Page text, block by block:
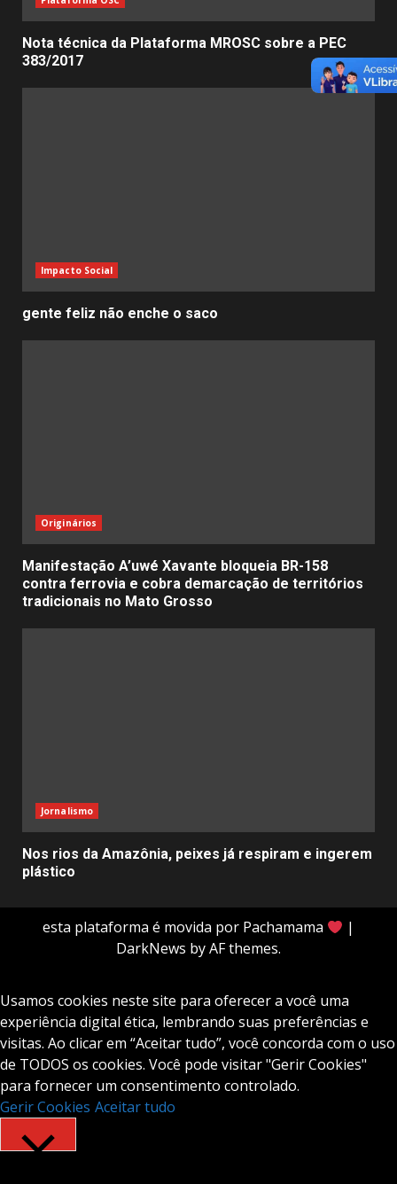
Nota técnica da Plataforma MROSC sobre a PEC
383/2017
Impacto Social
gente feliz não enche o saco
Originários
Manifestação A’uwé Xavante bloqueia BR-158
contra ferrovia e cobra demarcação de territórios
tradicionais no Mato Grosso
Jornalismo
Nos rios da Amazônia, peixes já respiram e ingerem
plástico
esta plataforma é movida por Pachamama
|
DarkNews by AF themes.
Usamos cookies neste site para oferecer a você uma
experiência digital ética, lembrando suas preferências e
visitas. Ao clicar em “Aceitar tudo”, você concorda com o uso
de TODOS os cookies. Você pode visitar "Gerir Cookies"
para fornecer um consentimento controlado.
Gerir Cookies Aceitar tudo